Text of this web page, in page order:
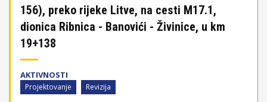
156), preko rijeke Litve, na cesti M17.1,
dionica Ribnica - Banovići - Živinice, u km
19+138
AKTIVNOSTI
Projektovanje Revizija